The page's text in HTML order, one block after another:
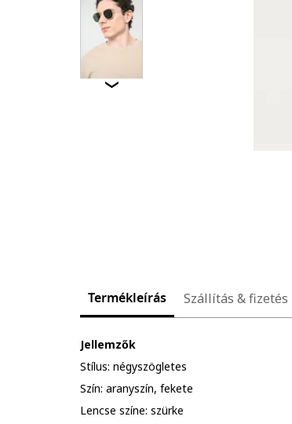
Termékleírás Szállítás & fizetés
Jellemzők
Stílus: négyszögletes
Szín: aranyszín, fekete
Lencse színe: szürke